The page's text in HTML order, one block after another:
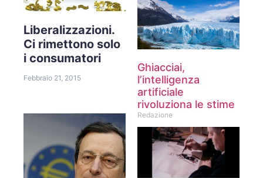
Liberalizzazioni.
Ci rimettono solo
i consumatori
Febbraio 21, 2015
Ghiacciai,
l’intelligenza
artificiale
rivoluziona le stime
Redazione